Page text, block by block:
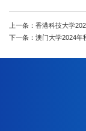
上一条：香港科技大学
下一条：澳门大学2024年